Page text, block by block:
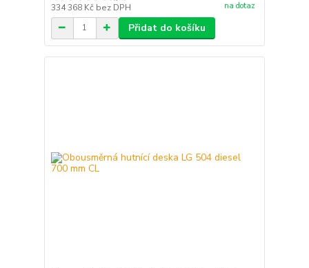
334 368 Kč bez DPH na dotaz
Přidat do košíku